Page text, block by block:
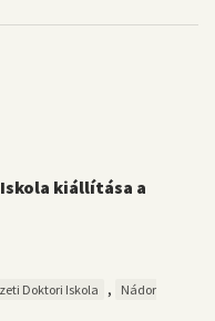
kiállítása a
Doktori Iskola ,
Nádor